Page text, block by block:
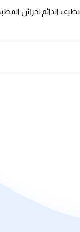
الدائم لخزائن